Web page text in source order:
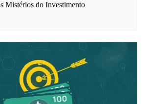
Mistérios do Investimento